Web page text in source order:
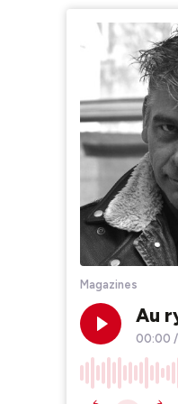
Magazines
Au
00:00 /